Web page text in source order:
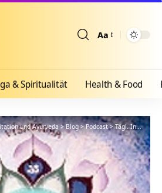
Aa
& Spiritualität Health & Food
und Ayurveda>Blog>Podcast>Tägl. Inspiration